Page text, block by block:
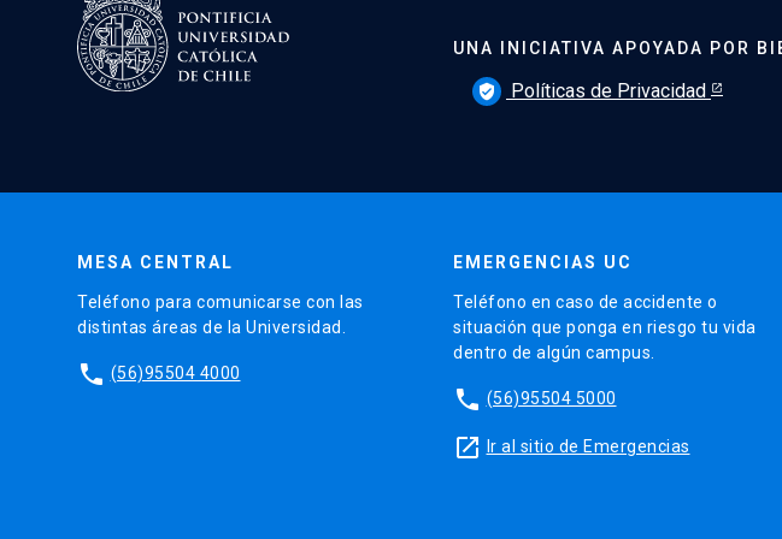
UNA INICIATIVA APOYADA POR
verified_user Políticas de Privacidad
MESA CENTRAL
Teléfono para comunicarse con las
distintas áreas de la Universidad.
phone (56)95504 4000
EMERGENCIAS UC
Teléfono en caso de accidente o
situación que ponga en riesgo tu vida
dentro de algún campus.
phone (56)95504 5000
launch Ir al sitio de Emergencias